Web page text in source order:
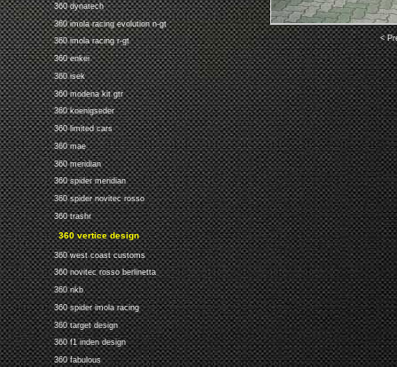
360 dynatech
360 imola racing evolution n-gt
360 imola racing r-gt
360 enkei
360 isek
360 modena kit gtr
360 koenigseder
360 limited cars
360 mae
360 meridian
360 spider meridian
360 spider novitec rosso
360 trashr
360 vertice design
360 west coast customs
360 novitec rosso berlinetta
360 nkb
360 spider imola racing
360 target design
360 f1 inden design
360 fabulous
<